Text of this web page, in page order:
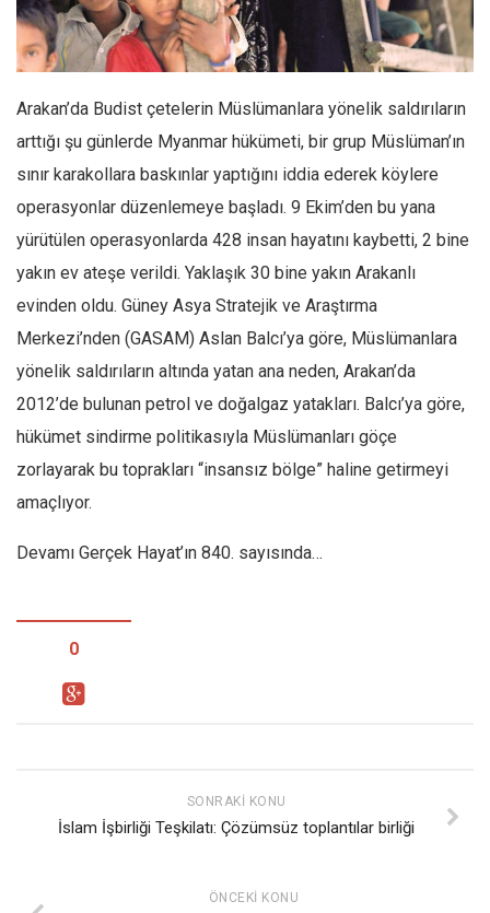
Facebook
Instagram
Editörden
Kemal Özer
Mahmut Toptaş
Yvonne Ridley
Barış Tarımcıoğlu
Ömer Kayani
Yusuf Armağan
Hasanali Yıldırım
Leyla Şerif Emin
Abir E. Nahas
» Yazar arşivi
Kategoriler
Arakan’da Budist çetelerin Müslümanlara yönelik saldırıların
arttığı şu günlerde Myanmar hükümeti, bir grup Müslüman’ın
sınır karakollara baskınlar yaptığını iddia ederek köylere
operasyonlar düzenlemeye başladı. 9 Ekim’den bu yana
yürütülen operasyonlarda 428 insan hayatını kaybetti, 2 bine
yakın ev ateşe verildi. Yaklaşık 30 bine yakın Arakanlı
evinden oldu. Güney Asya Stratejik ve Araştırma
Merkezi’nden (GASAM) Aslan Balcı’ya göre, Müslümanlara
yönelik saldırıların altında yatan ana neden, Arakan’da
2012’de bulunan petrol ve doğalgaz yatakları. Balcı’ya göre,
hükümet sindirme politikasıyla Müslümanları göçe
zorlayarak bu toprakları “insansız bölge” haline getirmeyi
amaçlıyor.
Devamı Gerçek Hayat’ın 840. sayısında…
0
SONRAKI KONU
İslam İşbirliği Teşkilatı: Çözümsüz toplantılar birliği
ÖNCEKI KONU